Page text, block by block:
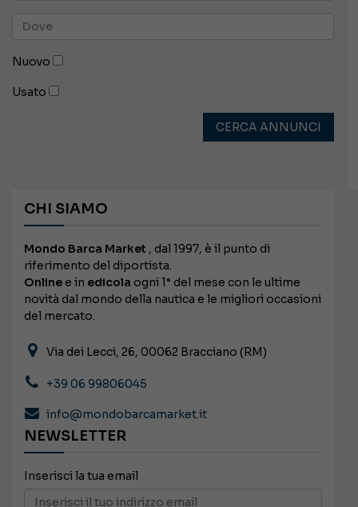
Nuovo
Usato
CERCA ANNUNCI
CHI SIAMO
Mondo Barca Market , dal 1997, è il punto di
riferimento del diportista.
Online e in edicola ogni 1° del mese con le ultime
novità dal mondo della nautica e le migliori occasioni
del mercato.
Via dei Lecci, 26, 00062 Bracciano (RM)
+39 06 99806045
info@mondobarcamarket.it
NEWSLETTER
Inserisci la tua email